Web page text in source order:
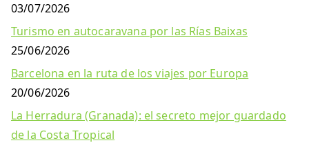
03/07/2026
Turismo en autocaravana por las Rías Baixas
25/06/2026
Barcelona en la ruta de los viajes por Europa
20/06/2026
La Herradura (Granada): el secreto mejor guardado
de la Costa Tropical